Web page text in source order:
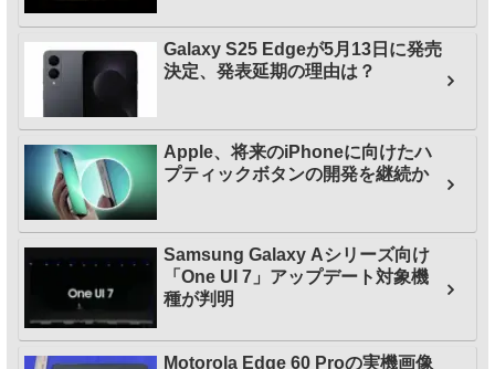
Galaxy S25 Edgeが5月13日に発売
決定、発表延期の理由は？
Apple、将来のiPhoneに向けたハ
プティックボタンの開発を継続か
Samsung Galaxy Aシリーズ向け
「One UI 7」アップデート対象機
種が判明
Motorola Edge 60 Proの実機画像